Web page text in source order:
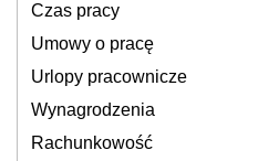
Czas pracy
Umowy o pracę
Urlopy pracownicze
Wynagrodzenia
Rachunkowość